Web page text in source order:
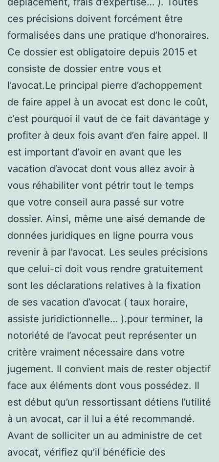
ces précisions doivent forcément être
formalisées dans une pratique d’honoraires.
Ce dossier est obligatoire depuis 2015 et
consiste de dossier entre vous et
l’avocat.Le principal pierre d’achoppement
de faire appel à un avocat est donc le coût,
c’est pourquoi il vaut de ce fait davantage y
profiter à deux fois avant d’en faire appel. Il
est important d’avoir en avant que les
vacation d’avocat dont vous allez avoir à
vous réhabiliter vont pétrir tout le temps
que votre conseil aura passé sur votre
dossier. Ainsi, même une aisé demande de
données juridiques en ligne pourra vous
revenir à par l’avocat. Les seules précisions
que celui-ci doit vous rendre gratuitement
sont les déclarations relatives à la fixation
de ses vacation d’avocat ( taux horaire,
assiste juridictionnelle… ).pour terminer, la
notoriété de l’avocat peut représenter un
critère vraiment nécessaire dans votre
jugement. Il convient mais de rester objectif
face aux éléments dont vous possédez. Il
est début qu’un ressortissant détiens l’utilité
à un avocat, car il lui a été recommandé.
Avant de solliciter un au administre de cet
avocat, vérifiez qu’il bénéficie des